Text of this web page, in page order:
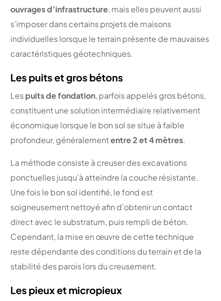
ouvrages d’infrastructure, mais elles peuvent aussi
s’imposer dans certains projets de maisons
individuelles lorsque le terrain présente de mauvaises
caractéristiques géotechniques.
Les puits et gros bétons
Lespuits de fondation, parfois appelés gros bétons,
constituent une solution intermédiaire relativement
économique lorsque le bon sol se situe à faible
profondeur, généralemententre 2 et 4 mètres.
La méthode consiste à creuser des excavations
ponctuelles jusqu’à atteindre la couche résistante.
Une fois le bon sol identifié, le fond est
soigneusement nettoyé afin d’obtenir un contact
direct avec le substratum, puis rempli de béton.
Cependant, la mise en œuvre de cette technique
reste dépendante des conditions du terrain et de la
stabilité des parois lors du creusement.
Les pieux et micropieux